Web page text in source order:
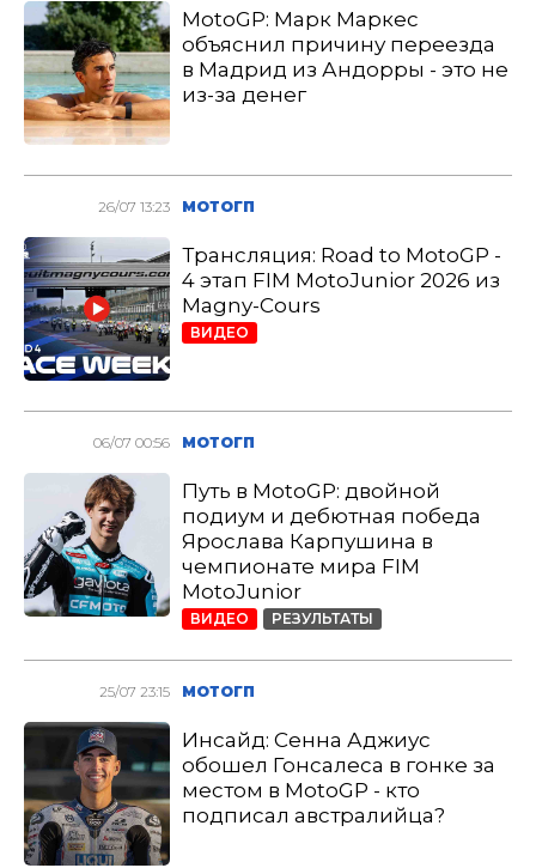
MotoGP: Марк Маркес
объяснил причину переезда
в Мадрид из Андорры - это не
из-за денег
26/07 13:23 МОТОГП
Трансляция: Road to MotoGP -
4 этап FIM MotoJunior 2026 из
Magny-Cours
ВИДЕО
06/07 00:56 МОТОГП
Путь в MotoGP: двойной
подиум и дебютная победа
Ярослава Карпушина в
чемпионате мира FIM
MotoJunior
ВИДЕО РЕЗУЛЬТАТЫ
25/07 23:15 МОТОГП
Инсайд: Сенна Аджиус
обошел Гонсалеса в гонке за
местом в MotoGP - кто
подписал австралийца?